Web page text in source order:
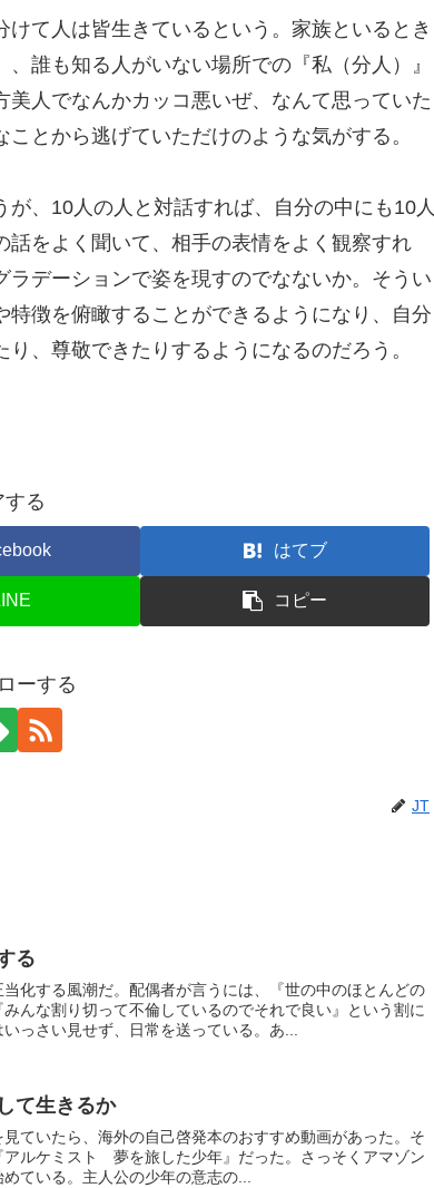
て人は皆生きているという。家族といるとき
誰も知る人がいない場所での『私（分人）』
人でなんかカッコ悪いぜ、なんて思っていた
とから逃げていただけのような気がする。
が、10人の人と対話すれば、自分の中にも10人
をよく聞いて、相手の表情をよく観察すれ
デーションで姿を現すのでなないか。そうい
徴を俯瞰することができるようになり、自分
、尊敬できたりするようになるのだろう。
する
はてブ
コピー
ーする
JT
る
化する風潮だ。配偶者が言うには、『世の中のほとんどの
んな割り切って不倫しているのでそれで良い』という割に
っさい見せず、日常を送っている。あ...
て生きるか
ていたら、海外の自己啓発本のおすすめ動画があった。そ
ルケミスト 夢を旅した少年』だった。さっそくアマゾン
ている。主人公の少年の意志の...